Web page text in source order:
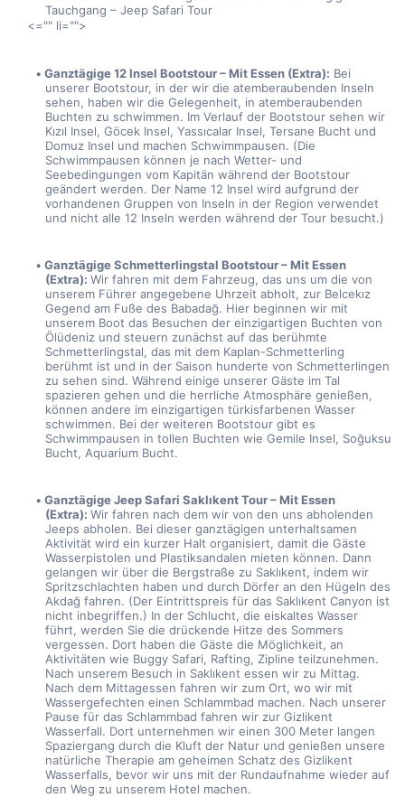
Tauchgang – Jeep Safari Tour
<="" li="">
Ganztägige 12 Insel Bootstour – Mit Essen (Extra): Bei
unserer Bootstour, in der wir die atemberaubenden Inseln
sehen, haben wir die Gelegenheit, in atemberaubenden
Buchten zu schwimmen. Im Verlauf der Bootstour sehen wir
Kızıl Insel, Göcek Insel, Yassıcalar Insel, Tersane Bucht und
Domuz Insel und machen Schwimmpausen. (Die
Schwimmpausen können je nach Wetter- und
Seebedingungen vom Kapitän während der Bootstour
geändert werden. Der Name 12 Insel wird aufgrund der
vorhandenen Gruppen von Inseln in der Region verwendet
und nicht alle 12 Inseln werden während der Tour besucht.)
Ganztägige Schmetterlingstal Bootstour – Mit Essen
(Extra): Wir fahren mit dem Fahrzeug, das uns um die von
unserem Führer angegebene Uhrzeit abholt, zur Belcekız
Gegend am Fuße des Babadağ. Hier beginnen wir mit
unserem Boot das Besuchen der einzigartigen Buchten von
Ölüdeniz und steuern zunächst auf das berühmte
Schmetterlingstal, das mit dem Kaplan-Schmetterling
berühmt ist und in der Saison hunderte von Schmetterlingen
zu sehen sind. Während einige unserer Gäste im Tal
spazieren gehen und die herrliche Atmosphäre genießen,
können andere im einzigartigen türkisfarbenen Wasser
schwimmen. Bei der weiteren Bootstour gibt es
Schwimmpausen in tollen Buchten wie Gemile Insel, Soğuksu
Bucht, Aquarium Bucht.
Ganztägige Jeep Safari Saklıkent Tour – Mit Essen
(Extra): Wir fahren nach dem wir von den uns abholenden
Jeeps abholen. Bei dieser ganztägigen unterhaltsamen
Aktivität wird ein kurzer Halt organisiert, damit die Gäste
Wasserpistolen und Plastiksandalen mieten können. Dann
gelangen wir über die Bergstraße zu Saklıkent, indem wir
Spritzschlachten haben und durch Dörfer an den Hügeln des
Akdağ fahren. (Der Eintrittspreis für das Saklıkent Canyon ist
nicht inbegriffen.) In der Schlucht, die eiskaltes Wasser
führt, werden Sie die drückende Hitze des Sommers
vergessen. Dort haben die Gäste die Möglichkeit, an
Aktivitäten wie Buggy Safari, Rafting, Zipline teilzunehmen.
Nach unserem Besuch in Saklıkent essen wir zu Mittag.
Nach dem Mittagessen fahren wir zum Ort, wo wir mit
Wassergefechten einen Schlammbad machen. Nach unserer
Pause für das Schlammbad fahren wir zur Gizlikent
Wasserfall. Dort unternehmen wir einen 300 Meter langen
Spaziergang durch die Kluft der Natur und genießen unsere
natürliche Therapie am geheimen Schatz des Gizlikent
Wasserfalls, bevor wir uns mit der Rundaufnahme wieder auf
den Weg zu unserem Hotel machen.